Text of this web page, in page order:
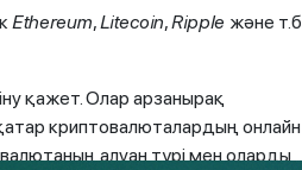
Ethereum, Litecoin,Ripple және т.б.
қажет. Олар арзанырақ
криптовалюталардың онлайн
алуан түрі мен оларды